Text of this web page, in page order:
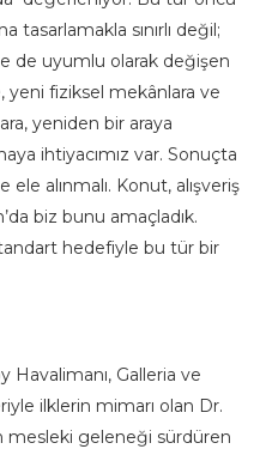
tasarlamakla sınırlı değil;
de uyumlu olarak değişen
fiziksel mekânlara ve
yeniden bir araya
ihtiyacımız var. Sonuçta
alınmalı. Konut, alışveriş
biz bunu amaçladık.
hedefiyle bu tür bir
Galleria ve
ilklerin mimarı olan Dr.
mesleki geleneği sürdüren